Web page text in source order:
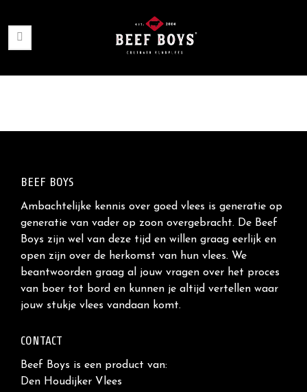
BEEF BOYS
Ambachtelijke kennis over goed vlees is generatie op
generatie van vader op zoon overgebracht. De Beef
Boys zijn wel van deze tijd en willen graag eerlijk en
open zijn over de herkomst van hun vlees. We
beantwoorden graag al jouw vragen over het proces
van boer tot bord en kunnen je altijd vertellen waar
jouw stukje vlees vandaan komt.
CONTACT
Beef Boys is een product van:
Den Houdijker Vlees